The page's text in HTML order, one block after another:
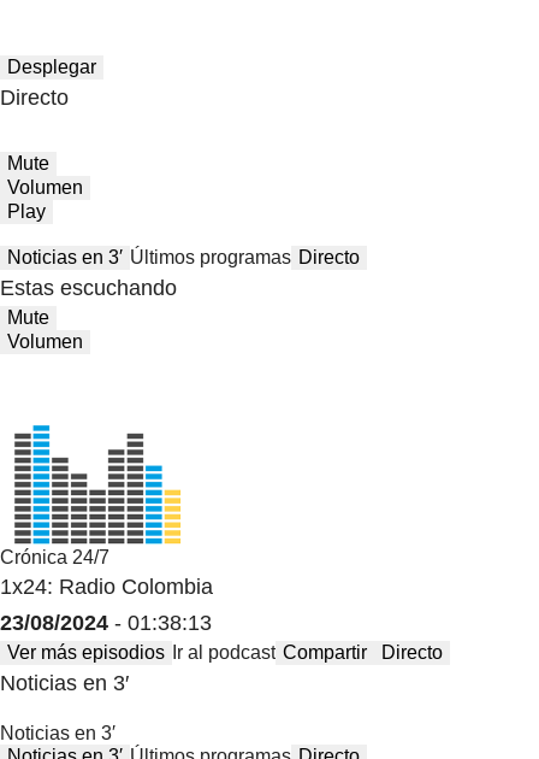
Desplegar
Directo
Mute
Volumen
Play
Noticias en 3′ Últimos programas Directo
Estas escuchando
Mute
Volumen
Crónica 24/7
1x24: Radio Colombia
23/08/2024 - 01:38:13
Ver más episodios Ir al podcast Compartir Directo
Noticias en 3′
Noticias en 3′